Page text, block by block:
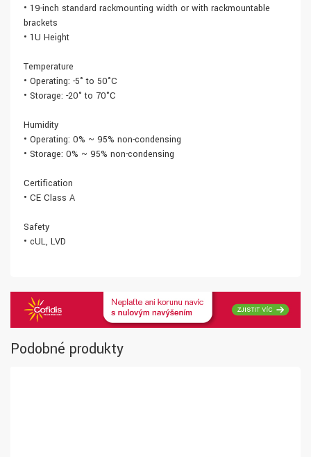
• 19-inch standard rackmounting width or with rackmountable
brackets
• 1U Height
Temperature
• Operating: -5° to 50°C
• Storage: -20° to 70°C
Humidity
• Operating: 0% ~ 95% non-condensing
• Storage: 0% ~ 95% non-condensing
Certification
• CE Class A
Safety
• cUL, LVD
Podobné produkty